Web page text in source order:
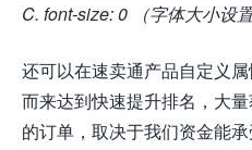
C. font-size: 0 （字体大小设
还可以在速卖通产品自定义
而来达到快速提升排名，大
的订单，取决于我们资金能承